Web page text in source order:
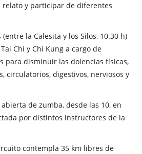
relato y participar de diferentes
la Calesita y los Silos, 10.30 h)
Chi y Chi Kung a cargo de
para disminuir las dolencias físicas,
circulatorios, digestivos, nerviosos y
de zumba, desde las 10, en
por distintos instructores de la
contempla 35 km libres de